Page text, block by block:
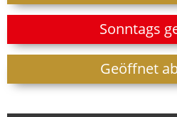
Sonntags
Geöffnet